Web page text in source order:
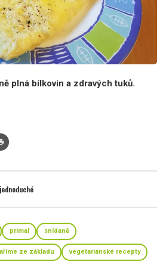
plná bílkovin a zdravých tuků.
jednoduché
primal snídaně
ze základu vegetariánské recepty